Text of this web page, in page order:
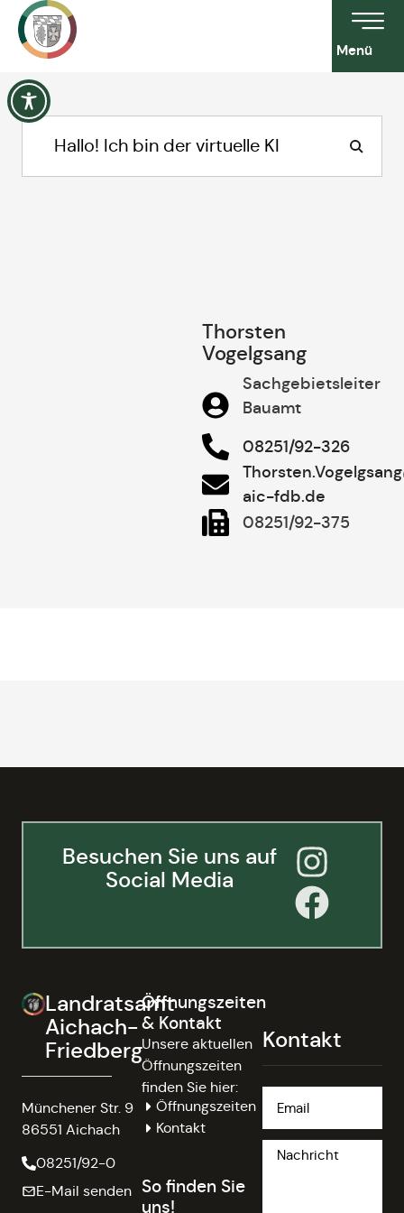
Menü
Thorsten
Vogelgsang
Sachgebietsleiter
Bauamt
08251/92-326
aic-fdb.de
08251/92-375
Besuchen Sie uns auf
Social Media
Landratsamt
Aichach-
Friedberg
Münchener Str. 9
86551 Aichach
08251/92-0
E-Mail senden
Öffnungszeiten
& Kontakt
Unsere aktuellen
Öffnungszeiten
finden Sie hier:
Öffnungszeiten
Kontakt
So finden Sie
uns!
Kontakt